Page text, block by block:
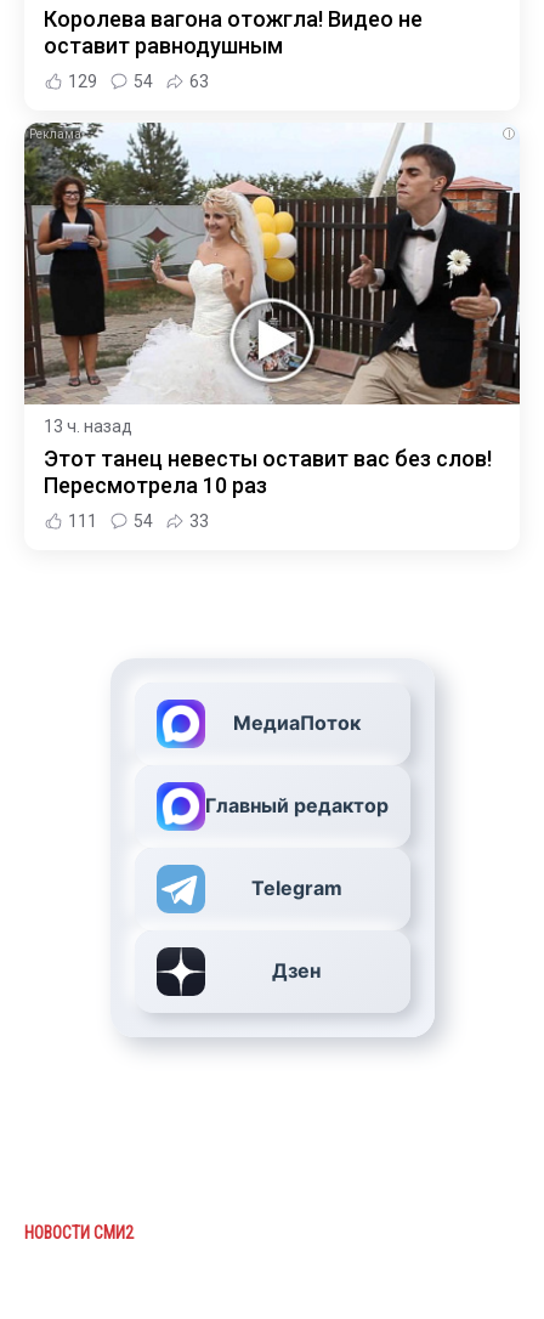
Королева вагона отожгла! Видео не
оставит равнодушным
129 54 63
i
13 ч. назад
Этот танец невесты оставит вас без слов!
Пересмотрела 10 раз
111 54 33
МедиаПоток
Главный редактор
Telegram
Дзен
НОВОСТИ СМИ2